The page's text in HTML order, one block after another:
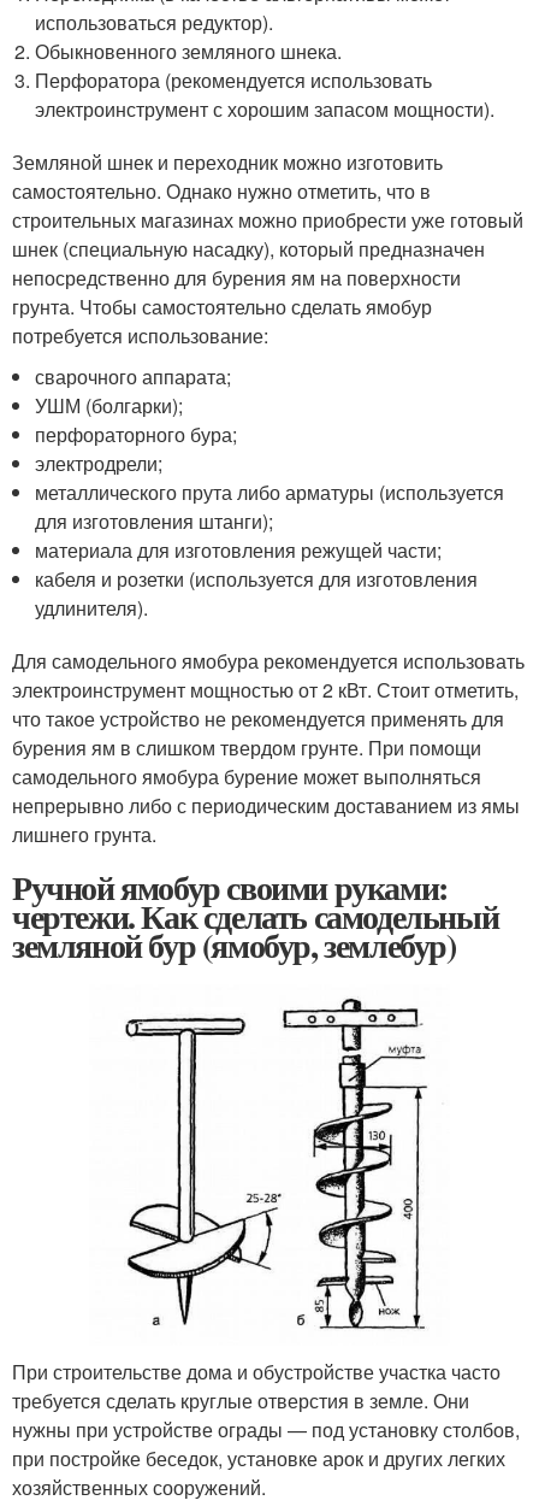
использоваться редуктор).
Обыкновенного земляного шнека.
Перфоратора (рекомендуется использовать
электроинструмент с хорошим запасом мощности).
Земляной шнек и переходник можно изготовить
самостоятельно. Однако нужно отметить, что в
строительных магазинах можно приобрести уже готовый
шнек (специальную насадку), который предназначен
непосредственно для бурения ям на поверхности
грунта. Чтобы самостоятельно сделать ямобур
потребуется использование:
сварочного аппарата;
УШМ (болгарки);
перфораторного бура;
электродрели;
металлического прута либо арматуры (используется
для изготовления штанги);
материала для изготовления режущей части;
кабеля и розетки (используется для изготовления
удлинителя).
Для самодельного ямобура рекомендуется использовать
электроинструмент мощностью от 2 кВт. Стоит отметить,
что такое устройство не рекомендуется применять для
бурения ям в слишком твердом грунте. При помощи
самодельного ямобура бурение может выполняться
непрерывно либо с периодическим доставанием из ямы
лишнего грунта.
Ручной ямобур своими руками:
чертежи. Как сделать самодельный
земляной бур (ямобур, землебур)
При строительстве дома и обустройстве участка часто
требуется сделать круглые отверстия в земле. Они
нужны при устройстве ограды — под установку столбов,
при постройке беседок, установке арок и других легких
хозяйственных сооружений.